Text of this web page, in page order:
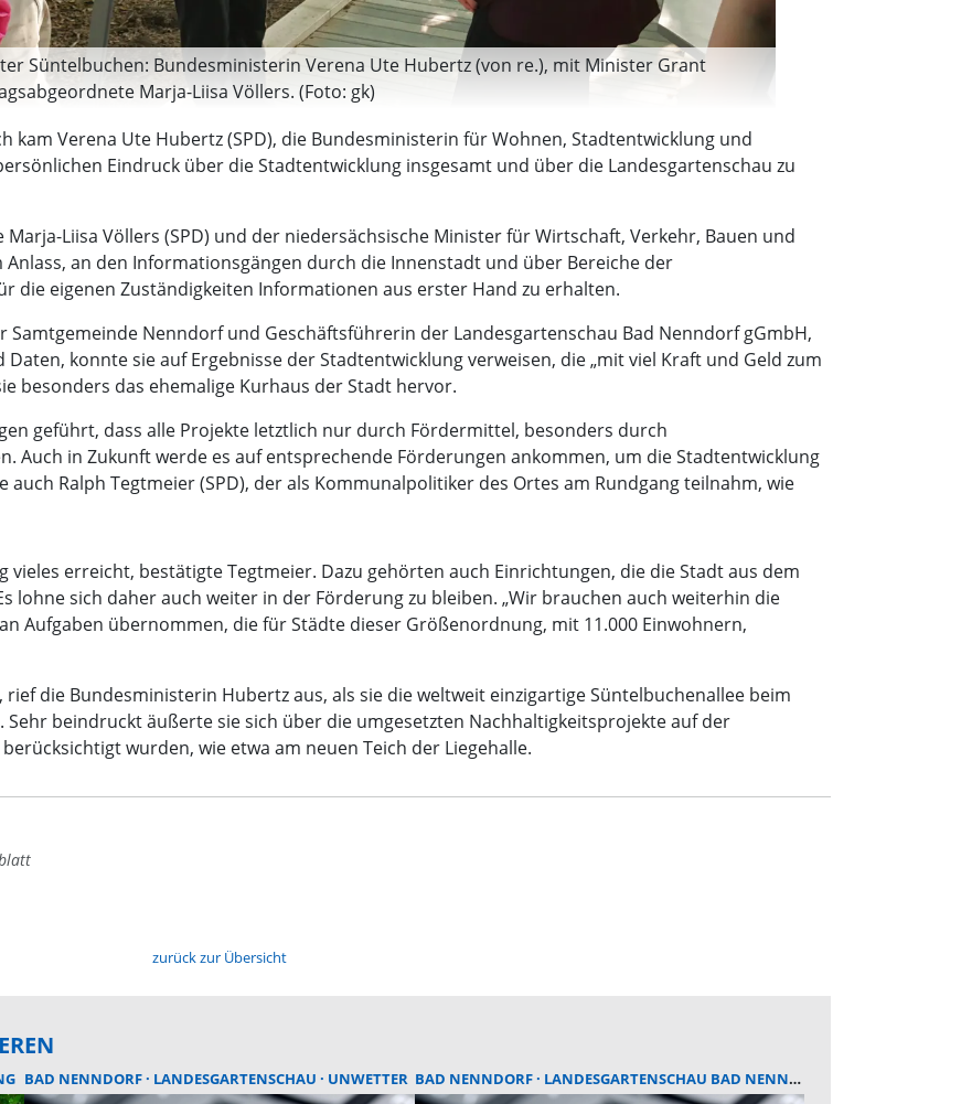
Süntelbuchen: Bundesministerin Verena Ute Hubertz (von re.), mit Minister Grant
Marja-Liisa Völlers. (Foto: gk)
Verena Ute Hubertz (SPD), die Bundesministerin für Wohnen, Stadtentwicklung und
Eindruck über die Stadtentwicklung insgesamt und über die Landesgartenschau zu
Liisa Völlers (SPD) und der niedersächsische Minister für Wirtschaft, Verkehr, Bauen und
an den Informationsgängen durch die Innenstadt und über Bereiche der
die eigenen Zuständigkeiten Informationen aus erster Hand zu erhalten.
Nenndorf und Geschäftsführerin der Landesgartenschau Bad Nenndorf gGmbH,
konnte sie auf Ergebnisse der Stadtentwicklung verweisen, die „mit viel Kraft und Geld zum
besonders das ehemalige Kurhaus der Stadt hervor.
geführt, dass alle Projekte letztlich nur durch Fördermittel, besonders durch
Auch in Zukunft werde es auf entsprechende Förderungen ankommen, um die Stadtentwicklung
Ralph Tegtmeier (SPD), der als Kommunalpolitiker des Ortes am Rundgang teilnahm, wie
vieles erreicht, bestätigte Tegtmeier. Dazu gehörten auch Einrichtungen, die die Stadt aus dem
lohne sich daher auch weiter in der Förderung zu bleiben. „Wir brauchen auch weiterhin die
Aufgaben übernommen, die für Städte dieser Größenordnung, mit 11.000 Einwohnern,
rief die Bundesministerin Hubertz aus, als sie die weltweit einzigartige Süntelbuchenallee beim
beindruckt äußerte sie sich über die umgesetzten Nachhaltigkeitsprojekte auf der
wurden, wie etwa am neuen Teich der Liegehalle.
zurück zur Übersicht
BAD NENNDORF LANDESGARTENSCHAU UNWETTER BAD NENNDORF LANDESGARTENSCHAU BAD NENNDORF